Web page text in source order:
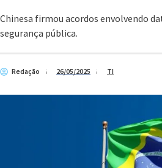
Chinesa firmou acordos envolvendo
segurança pública.
Redação 26/05/2025 TI